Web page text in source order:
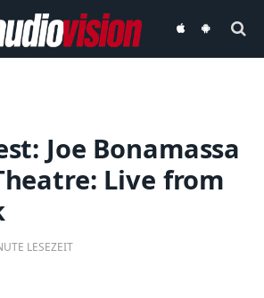
audiovisionaudiovision
Joe Bonamassa
Theatre: Live from
LESEZEIT